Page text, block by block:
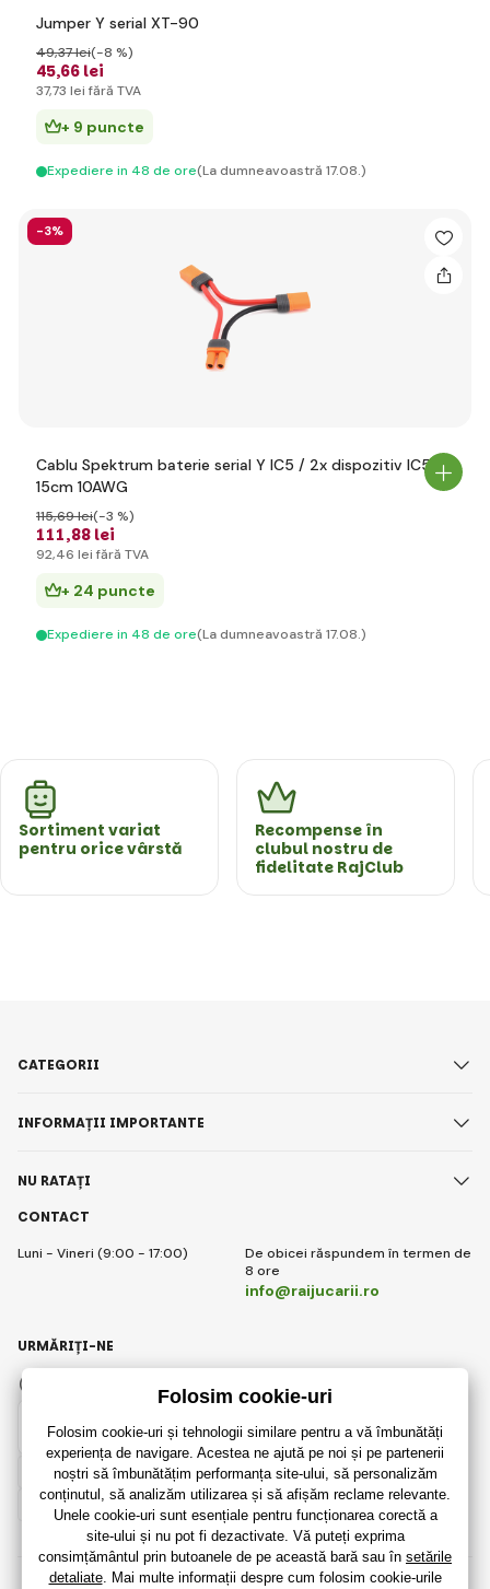
Jumper Y serial XT-90
45,66 lei
49,37 lei(-8 %)
37,73 lei fără TVA
+ 9 puncte
Expediere in 48 de ore(La dumneavoastră 17.08.)
-3%
Cablu Spektrum baterie serial Y IC5 / 2x dispozitiv IC5
15cm 10AWG
111,88 lei
115,69 lei(-3 %)
92,46 lei fără TVA
+ 24 puncte
Expediere in 48 de ore(La dumneavoastră 17.08.)
Sortiment variat
pentru orice vârstă
Recompense în
clubul nostru de
fidelitate RajClub
CONTACT
Luni - Vineri (9:00 - 17:00)
De obicei răspundem în termen de
8 ore
info@raijucarii.ro
CATEGORII
INFORMAȚII IMPORTANTE
NU RATAȚI
Romanian
URMĂRIȚI-NE
Instagram